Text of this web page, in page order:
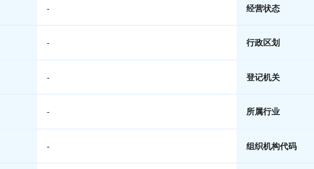
- 经营状态
- 行政区划
- 登记机关
- 所属行业
- 组织机构代码